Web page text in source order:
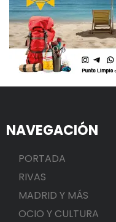
NAVEGACIÓN
PORTADA
RIVAS
MADRID Y MÁS
OCIO Y CULTURA